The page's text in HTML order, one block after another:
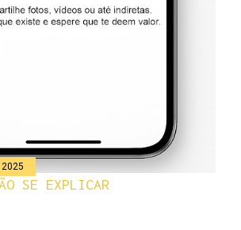
SE EXPLICAR